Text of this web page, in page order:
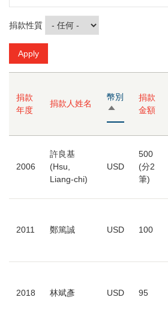
捐款性質
捐款
年度
捐款人姓名
幣別
由
大
到
捐款
金額
2006
許良基
(Hsu,
Liang-chi)
USD
500
(分2
筆)
2011 鄭篤誠 USD 100
2018 林斌彥 USD 95